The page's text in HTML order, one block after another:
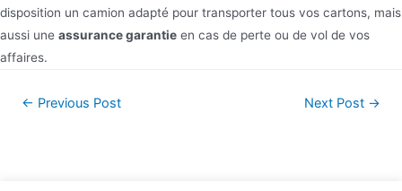
disposition un camion adapté pour transporter tous vos cartons, mais
aussi une assurance garantie en cas de perte ou de vol de vos
affaires.
← Previous Post Next Post →